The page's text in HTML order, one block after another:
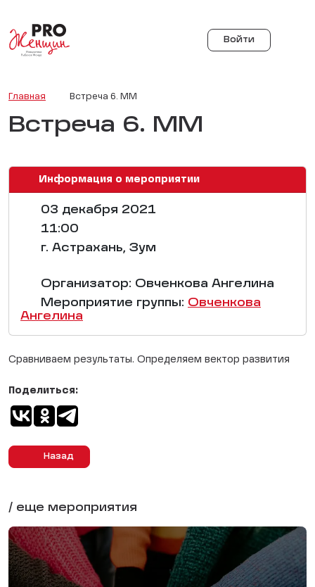
Войти
Главная Встреча 6. ММ
Встреча 6. ММ
Информация о мероприятии
03 декабря 2021
11:00
г. Астрахань, Зум
Организатор: Овченкова Ангелина
Мероприятие группы: Овченкова
Ангелина
Сравниваем результаты. Определяем вектор развития
Назад
Поделиться:
/ еще мероприятия